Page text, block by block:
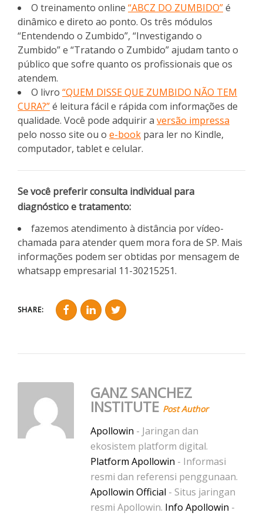
O treinamento online “ABCZ DO ZUMBIDO”é
dinâmico e direto ao ponto. Os três módulos
“Entendendo o Zumbido”, “Investigando o
Zumbido” e “Tratando o Zumbido” ajudam tanto o
público que sofre quanto os profissionais que os
atendem.
O livro “QUEM DISSE QUE ZUMBIDO NÃO TEM
CURA?”é leitura fácil e rápida com informações de
qualidade. Você pode adquirir a versão impressa
pelo nosso site ou o e-book para ler no Kindle,
computador, tablet e celular.
Se você preferir consulta individual para
diagnóstico e tratamento:
fazemos atendimento à distância por vídeo-
chamada para atender quem mora fora de SP. Mais
informações podem ser obtidas por mensagem de
whatsapp empresarial 11-30215251.
SHARE:
GANZ SANCHEZ
INSTITUTE Post Author
Apollowin - Jaringan dan
ekosistem platform digital.
Platform Apollowin - Informasi
resmi dan referensi penggunaan.
Apollowin Official - Situs jaringan
resmi Apollowin. Info Apollowin -